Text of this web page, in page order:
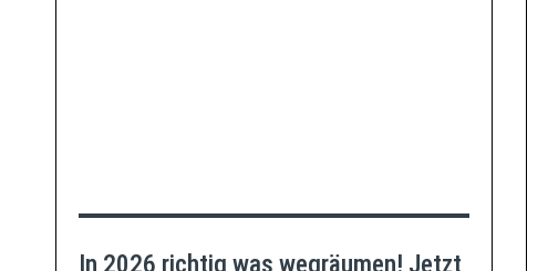
In 2026 richtig was wegräumen! Jetzt